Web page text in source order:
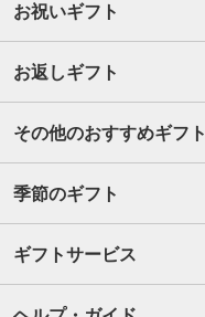
お祝いギフト
お返しギフト
その他のおすすめギフト
季節のギフト
ギフトサービス